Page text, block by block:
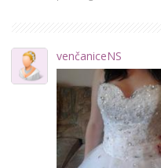
venčaniceNS